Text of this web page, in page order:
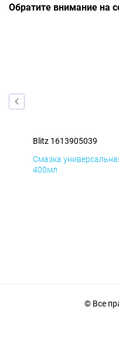
Обратите внимание на
Blitz 1613905039
Смазка
400мл
© Все